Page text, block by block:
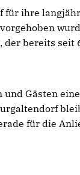
für ihre
der bereits seit
Gästen eine
für die